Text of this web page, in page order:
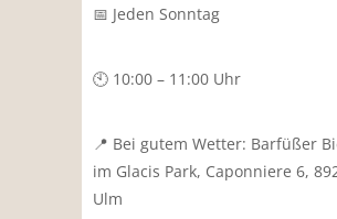
📅 Jeden Sonntag
🕙 10:00 – 11:00 Uhr
📍 Bei gutem Wetter: Barfüßer
im Glacis Park, Caponniere 6,
Ulm